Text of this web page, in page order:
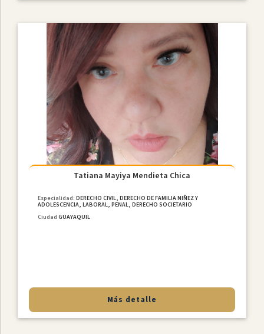
Tatiana Mayiya Mendieta Chica
Especialidad:DERECHO CIVIL, DERECHO DE FAMILIA NIÑEZ Y
ADOLESCENCIA, LABORAL, PENAL, DERECHO SOCIETARIO
Ciudad GUAYAQUIL
Más detalle